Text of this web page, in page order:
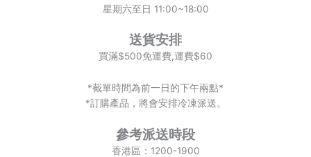
星期六至日 11:00~18:00
送貨安排
買滿$500免運費,運費$60
*截單時間為前一日的下午兩點*
*訂購產品，將會安排冷凍派送。
參考派送時段
香港區：1200-1900